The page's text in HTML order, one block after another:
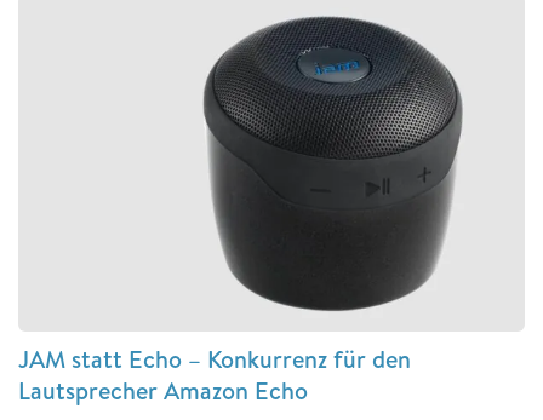
JAM statt Echo – Konkurrenz für den
Lautsprecher Amazon Echo